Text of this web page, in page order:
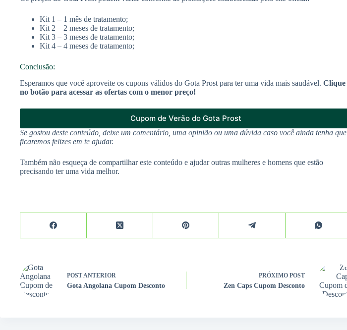
Kit 1 – 1 mês de tratamento;
Kit 2 – 2 meses de tratamento;
Kit 3 – 3 meses de tratamento;
Kit 4 – 4 meses de tratamento;
Conclusão:
Esperamos que você aproveite os cupons válidos do Gota Prost para ter uma vida mais saudável. Clique
no botão para acessar as ofertas com o menor preço!
Cupom de Verão do Gota Prost
Se gostou deste conteúdo, deixe um comentário, uma opinião ou uma dúvida caso você ainda tenha que
ficaremos felizes em te ajudar.
Também não esqueça de compartilhar este conteúdo e ajudar outras mulheres e homens que estão
precisando ter uma vida melhor.
POSTANTERIOR
Gota Angolana Cupom Desconto
PRÓXIMO POST
Zen Caps Cupom Desconto